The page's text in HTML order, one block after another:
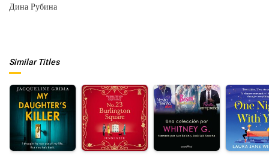
Дина Рубина
Similar Titles